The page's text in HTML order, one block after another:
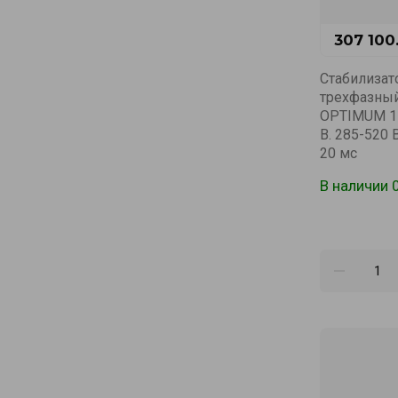
307
OPTIMUM
В. 285-520
20 мс
В наличии